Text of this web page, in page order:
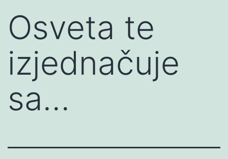
Osveta te
izjednačuje
sa…